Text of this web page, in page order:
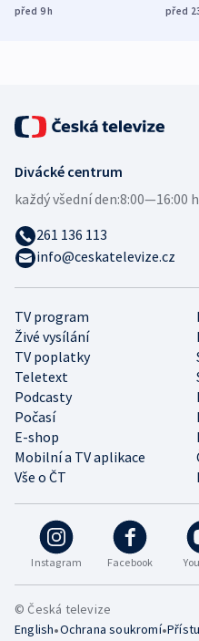
Poláky nebezpečné
před 9h
míní
před
Instagram Facebook
TV program
Živé vysílání
TV poplatky
Teletext
Podcasty
Počasí
E-shop
Mobilní a TV aplikace
Vše o ČT
Divácké centrum
každý všední den:8:00—16:00
261 136 113
info@ceskatelevize.cz
© Česká televize
English•Ochrana soukromí•